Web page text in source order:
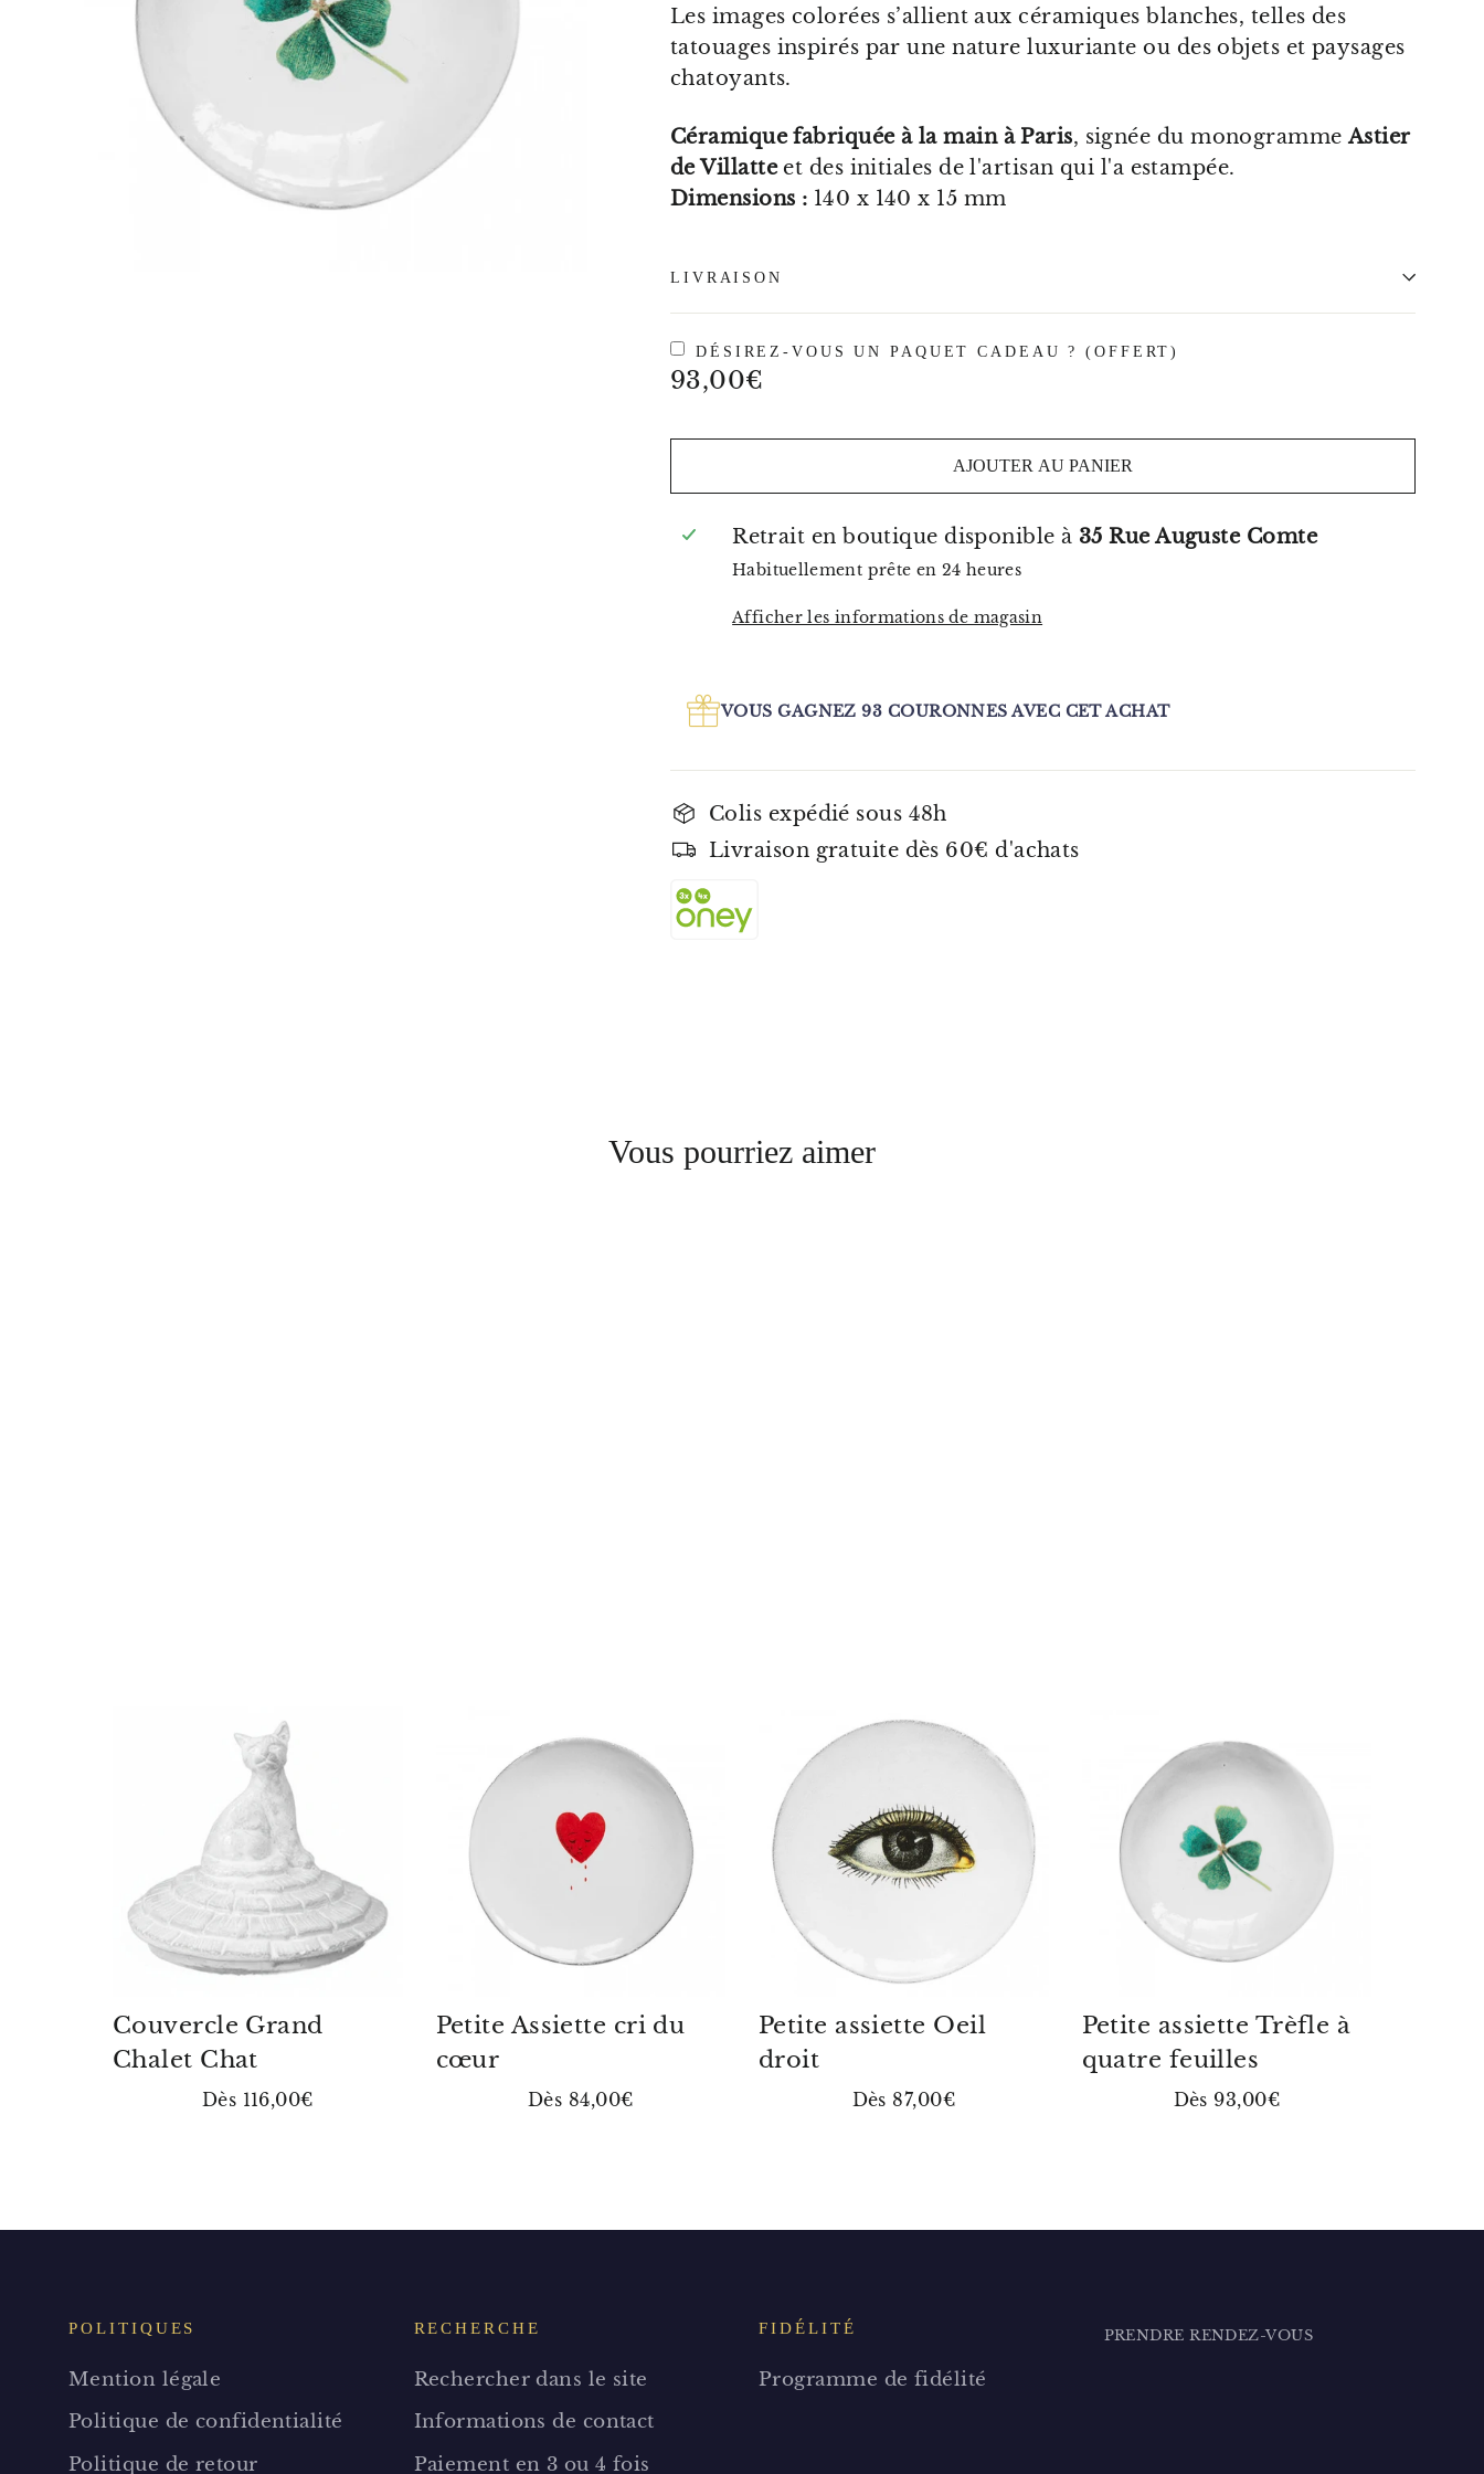
Les images colorées s’allient aux céramiques blanches, telles des
tatouages inspirés par une nature luxuriante ou des objets et paysages
chatoyants.
Céramique fabriquée à la main à Paris, signée du monogrammeAstier
de Villatteet des initiales de l'artisan qui l'a estampée.
Dimensions : 140 x 140 x 15 mm
LIVRAISON
DÉSIREZ-VOUS UN PAQUET CADEAU ? (OFFERT)
Prix
93,00€
AJOUTER AU PANIER
Retrait en boutique disponible à 35 Rue Auguste Comte
Habituellement prête en 24 heures
Afficher les informations de magasin
VOUS GAGNEZ93 COURONNES AVEC CET ACHAT
Colis expédié sous 48h
Livraison gratuite dès 60€ d'achats
Vous pourriez aimer
Couvercle Grand
Chalet Chat
Dès 116,00€
Petite Assiette cri du
cœur
Dès 84,00€
Petite assiette Oeil
droit
Dès 87,00€
Petite assiette Trèfle à
quatre feuilles
Dès 93,00€
POLITIQUES
Mention légale
Politique de confidentialité
Politique de retour
RECHERCHE
Rechercher dans le site
Informations de contact
Paiement en 3 ou 4 fois
FIDÉLITÉ
Programme de fidélité
PRENDRE RENDEZ-VOUS